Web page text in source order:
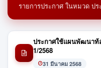
รายการประกาศ ในหมวด ป
ประกาศใช้แผนพัฒนาท้
1/2568
31 มีนาคม 2568